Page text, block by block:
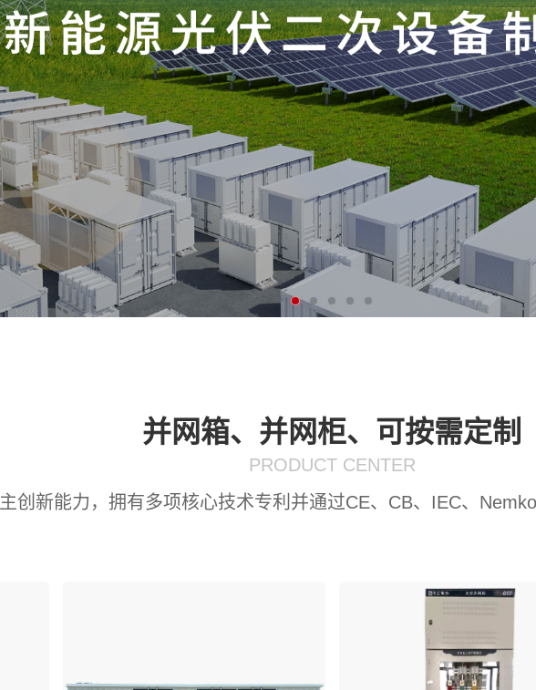
并网箱、并网柜、可按需定制
PRODUCT CENTER
创新能力，拥有多项核心技术专利并通过CE、CB、IEC、